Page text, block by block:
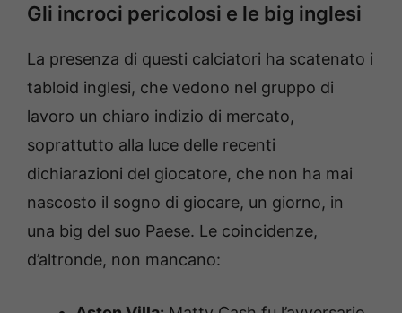
Gli incroci pericolosi e le big inglesi
La presenza di questi calciatori ha scatenato i
tabloid inglesi, che vedono nel gruppo di
lavoro un chiaro indizio di mercato,
soprattutto alla luce delle recenti
dichiarazioni del giocatore, che non ha mai
nascosto il sogno di giocare, un giorno, in
una big del suo Paese. Le coincidenze,
d’altronde, non mancano: